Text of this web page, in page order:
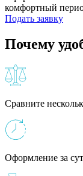
комфортный
Подать заявку
Почему
Сравните
Оформление за